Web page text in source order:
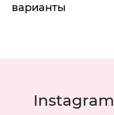
варианты
Instagram